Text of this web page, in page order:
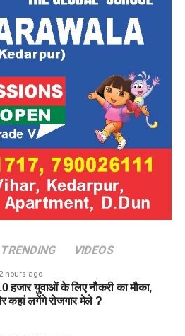
TRENDING VIDEOS
2 hours ago
हजार युवाओं के लिए नौकरी का मौका,
कहां लगेंगे रोजगार मेले ?